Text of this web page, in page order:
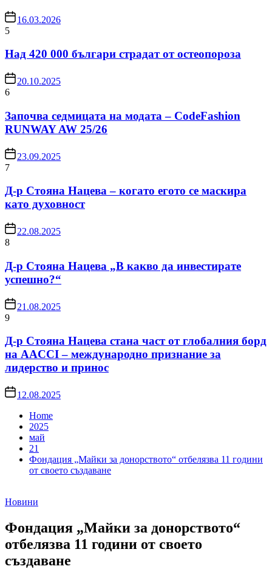
16.03.2026
5
Над 420 000 българи страдат от остеопороза
20.10.2025
6
Започва седмицата на модата – CodeFashion
RUNWAY AW 25/26
23.09.2025
7
Д-р Стояна Нацева – когато егото се маскира
като духовност
22.08.2025
8
Д-р Стояна Нацева „В какво да инвестирате
успешно?“
21.08.2025
9
Д-р Стояна Нацева стана част от глобалния борд
на AACCI – международно признание за
лидерство и принос
12.08.2025
Home
2025
май
21
Фондация „Майки за донорството“ отбелязва 11 години
от своето създаване
Новини
Фондация „Майки за донорството“
отбелязва 11 години от своето
създаване